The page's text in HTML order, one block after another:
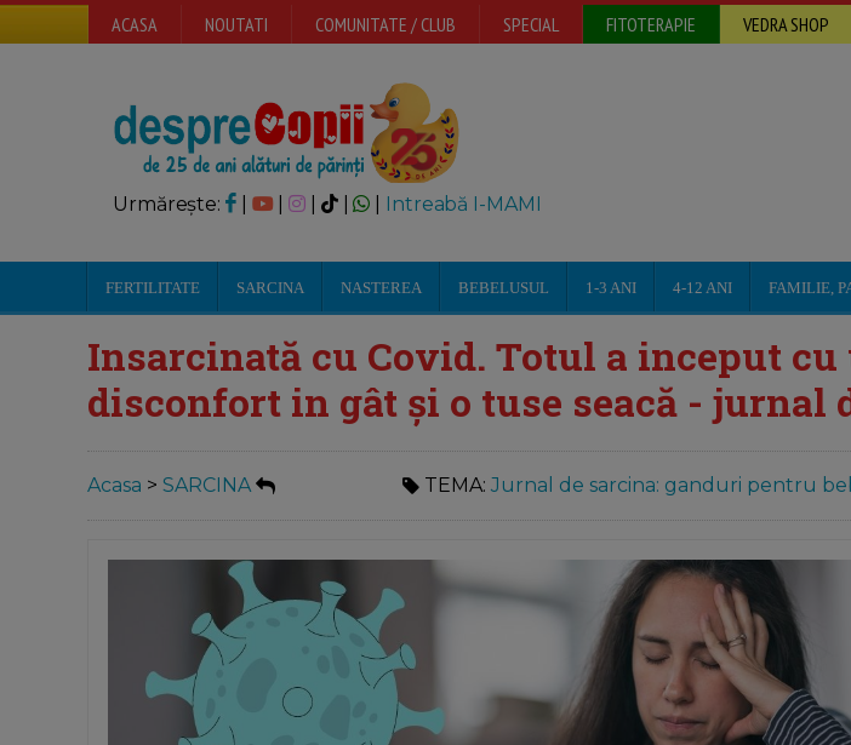
ACASA NOUTATI COMUNITATE / CLUB SPECIAL FITOTERAPIE VEDRA SHOP
Urmărește: | | Intreabă I-MAMI
FERTILITATE SARCINA NASTEREA BEBELUSUL 1-3 ANI 4-12 ANI FAMILIE,
Insarcinată cu Covid. Totul a inceput cu
disconfort in gât și o tuse seacă - jurnal
Acasa > SARCINA TEMA: Jurnal de sarcina: ganduri pentru